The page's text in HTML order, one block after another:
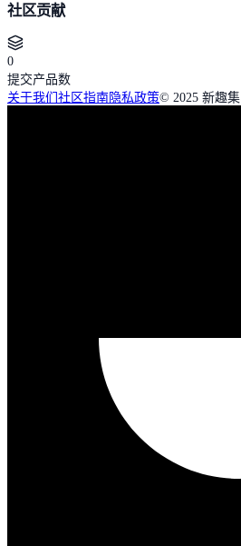
社区贡献
0
提交产品数
关于我们 社区指南隐私政策© 2025 新趣集